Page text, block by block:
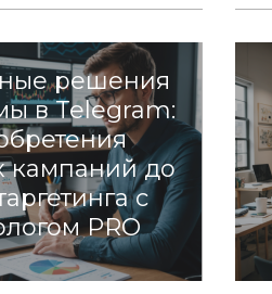
и услуг для
Разное
решения
в Telegram:
кампаний до
с
PRO
Разное